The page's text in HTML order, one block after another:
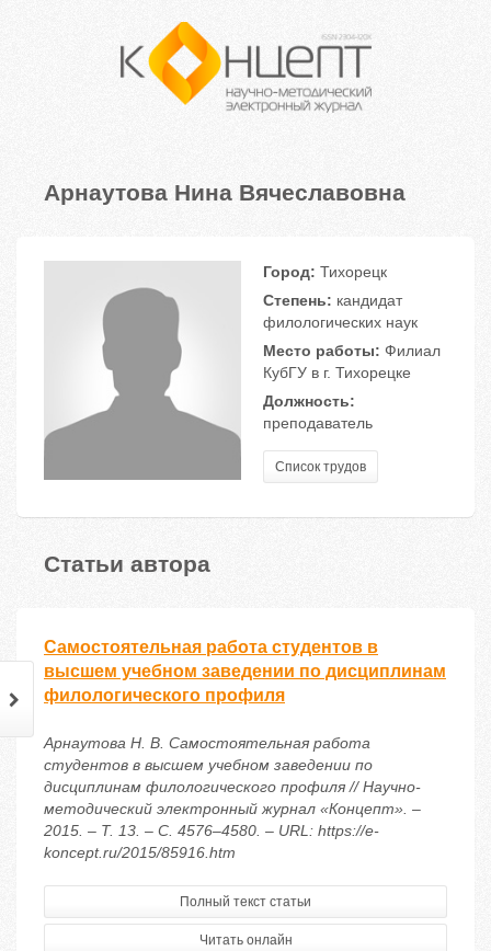
Арнаутова Нина Вячеславовна
Город: Тихорецк
Степень: кандидат
филологических наук
Место работы: Филиал
КубГУ в г. Тихорецке
Должность:
преподаватель
Список трудов
Статьи автора
Самостоятельная работа студентов в
высшем учебном заведении по дисциплинам
филологического профиля
Арнаутова Н. В. Самостоятельная работа
студентов в высшем учебном заведении по
дисциплинам филологического профиля // Научно-
методический электронный журнал «Концепт». –
2015. – Т. 13. – С. 4576–4580. – URL: https://e-
koncept.ru/2015/85916.htm
Полный текст статьи
Читать онлайн